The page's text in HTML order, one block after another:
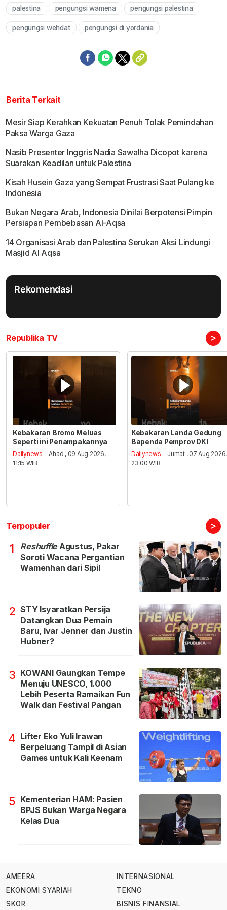
Mute
palestina pengungsi wamena pengungsi palestina
pengungsi wehdat pengungsi di yordania
Berita Terkait
Mesir Siap Kerahkan Kekuatan Penuh Tolak Pemindahan
Paksa Warga Gaza
Nasib Presenter Inggris Nadia Sawalha Dicopot karena
Suarakan Keadilan untuk Palestina
Kisah Husein Gaza yang Sempat Frustrasi Saat Pulang ke
Indonesia
Bukan Negara Arab, Indonesia Dinilai Berpotensi Pimpin
Persiapan Pembebasan Al-Aqsa
14 Organisasi Arab dan Palestina Serukan Aksi Lindungi
Masjid Al Aqsa
Rekomendasi
Republika TV >
Kebakaran Bromo Meluas
Seperti ini Penampakannya
Dailynews - Ahad , 09 Aug 2026,
11:15 WIB
Kebakaran Landa Gedung
Bapenda Pemprov DKI
Dailynews - Jumat , 07 Aug 2026,
23:00 WIB
Terpopuler >
1 ReshuffleAgustus, Pakar
Soroti Wacana Pergantian
Wamenhan dari Sipil
2 STY Isyaratkan Persija
Datangkan Dua Pemain
Baru, Ivar Jenner dan Justin
Hubner?
3 KOWANI Gaungkan Tempe
Menuju UNESCO, 1.000
Lebih Peserta Ramaikan Fun
Walk dan Festival Pangan
4 Lifter Eko Yuli Irawan
Berpeluang Tampil di Asian
Games untuk Kali Keenam
5 Kementerian HAM: Pasien
BPJS Bukan Warga Negara
Kelas Dua
AMEERA
EKONOMI SYARIAH
SKOR
INTERNASIONAL
TEKNO
BISNIS FINANSIAL